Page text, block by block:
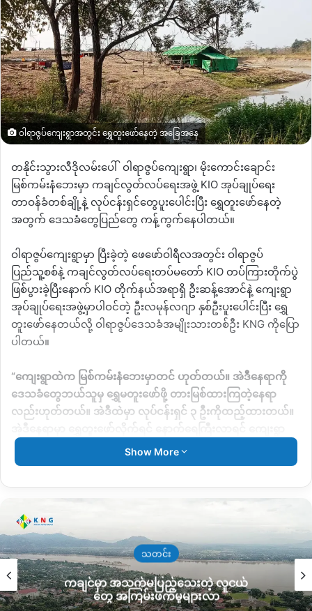
ဝါရာဇွပ်ကျေးရွာအတွင်း ရွှေတူးဖော်နေတဲ့ အခြေအနေ
တနိုင်းသွားလီဒိုလမ်းပေါ် ဝါရာဇွပ်ကျေးရွာ၊ မိုးကောင်းချောင်း
မြစ်ကမ်းနံဘေးမှာ ကချင်လွတ်လပ်ရေးအဖွဲ့ KIO အုပ်ချုပ်ရေး
တာဝန်ခံတစ်ချို့နဲ့ လုပ်ငန်းရှင်တွေပူးပေါင်းပြီး ရွှေတူးဖော်နေတဲ့
အတွက် ဒေသခံတွေပြည်တွေ ကန့်ကွက်နေပါတယ်။
ဝါရာဇွပ်ကျေးရွာမှာ ပြီးခဲ့တဲ့ ဖေဖော်ဝါရီလအတွင်း ဝါရာဇွပ်
ပြည်သူ့စစ်နဲ့ ကချင်လွတ်လပ်ရေးတပ်မတော် KIO တပ်ကြားတိုက်ပွဲ
ဖြစ်ပွားခဲ့ပြီးနောက် KIO တိုက်နယ်အရာရှိ ဦးဆန့်အောင်နဲ့ ကျေးရွာ
အုပ်ချုပ်ရေးအဖွဲ့မှာပါဝင်တဲ့ ဦးလမုန်လဂျာ နှစ်ဦးပူးပေါင်းပြီး ရွှေ
တူးဖော်နေတယ်လို့ ဝါရာဇွပ်ဒေသခံအမျိုးသားတစ်ဦး KNG ကိုပြော
ပါတယ်။
“ကျေးရွာထဲက မြစ်ကမ်းနံဘေးမှာတင် ဟုတ်တယ်။ အဲဒီနေရာကို
ဒေသခံတွေဘယ်သူမှ ရွှေမတူးဖော်ဖို့ တားမြစ်ထားကြတဲ့နေရာ
လည်းဟုတ်တယ်။ အဲဒီထဲမှာ လုပ်ငန်းရှင် ၃ ဦးကိုထည့်ထားတယ်။
အထိတိုက်စားလာမှာဟုတ်တယ်။ အရမ်းစိုးရိမ်ရတဲ့ နေရာဖြစ်
တယ်”လို့ပြောပါတယ်။
လက်ရှိ ရွှေတူးဖော်နေတဲ့နေရာဟာ ရွာနဲ့ မိုးကောင်းချောင်းကမ်းပါး
ကပ်ရပ်ရှိ ရွာထိပ်ပိုင်းမှာဖြစ်တယ်လို့သိရပြီး
လုပ်ငန်းရှင် ဦးလှမြင့်ဆိုသူနဲ့ နောက်ထပ်လုပ်ငန်း ၂ ဦးကို ရွှေတူး
ဖော်ခွင့်ပြုထားတဲ့အတွက် ဝါရာဇွပ်ဒေသခံတွေ ကန့်ကွက်နေကြတာ
ဖြစ်ပါတယ်။
ဝါရာဇွပ်ဒေသခံပြည်သူတွေဟာ တိုက်ပွဲဖြစ်ပွားလာတာကြောင့်
Show More
သတင်း
ကချင်မှာ အသက်မပြည့်သေးတဲ့ လူငယ်
တွေ အကြမ်းဖက်မှုများလာ